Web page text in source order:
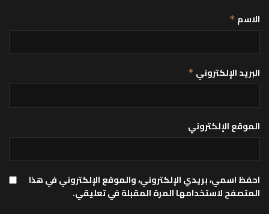
الاسم *
البريد الإلكتروني *
الموقع الإلكتروني
احفظ اسمي، بريدي الإلكتروني، والموقع الإلكتروني في هذا
المتصفح لاستخدامها المرة المقبلة في تعليقي.